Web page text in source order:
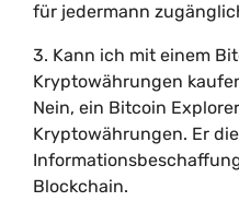
für jedermann
3. Kann ich mit einem
Kryptowährungen
Nein, ein Bitcoin
Kryptowährungen. Er
Blockchain.